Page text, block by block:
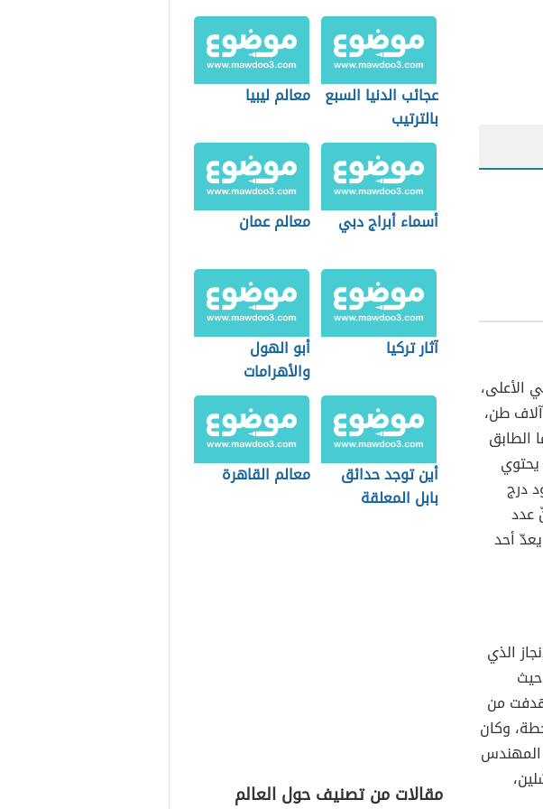
في الأعلى،
عشرة آلاف طن،
57 متراً، بينما الطابق
الطابق الثالث 274 متراً، يحتوي
صعود درج
عدد
أحد
بالإنجاز الذي
من
تجربة رائعة للزوار، وعليه تمّ اشتراك 107 خطة، وكان
المهندس
عجائب الدنيا السبع
بالترتيب
معالم ليبيا
أسماء أبراج دبي معالم عمان
آثار تركيا
أبو الهول
والأهرامات
أين توجد حدائق
بابل المعلقة
معالم القاهرة
مقالات من تصنيف حول العالم